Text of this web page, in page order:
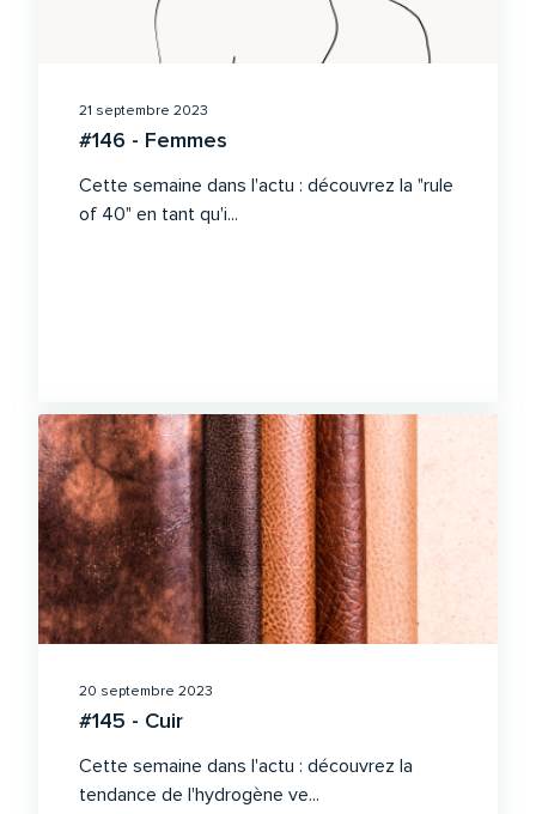
21 septembre 2023
#146 - Femmes
Cette semaine dans l'actu : découvrez la "rule
of 40" en tant qu'i...
20 septembre 2023
#145 - Cuir
Cette semaine dans l'actu : découvrez la
tendance de l'hydrogène ve...